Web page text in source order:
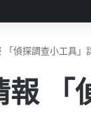
「偵探調查小工具」
報